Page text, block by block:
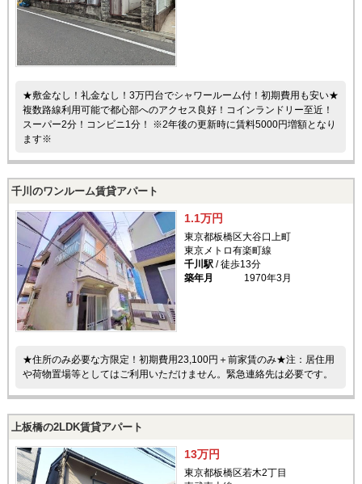
★敷金なし！礼金なし！3万円台でシャワールーム付！初期費用も安い★
複数路線利用可能で都心部へのアクセス良好！コインランドリー至近！
スーパー2分！コンビニ1分！ ※2年後の更新時に賃料5000円増額となり
ます※
千川のワンルーム賃貸アパート
1.1万円
東京都板橋区大谷口上町
東京メトロ有楽町線
千川駅 / 徒歩13分
築年月
1970年3月
★住所のみ必要な方限定！初期費用23,100円＋前家賃のみ★注：居住用
や荷物置場等としてはご利用いただけません。緊急連絡先は必要です。
上板橋の2LDK賃貸アパート
13万円
東京都板橋区若木2丁目